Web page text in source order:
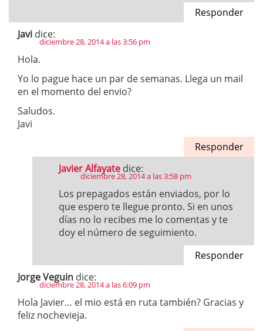
Responder
Javi dice:
diciembre 28, 2014 a las 3:56 pm
Hola.
Yo lo pague hace un par de semanas. Llega un mail
en el momento del envio?
Saludos.
Javi
Responder
Javier Alfayate dice:
diciembre 28, 2014 a las 3:58 pm
Los prepagados están enviados, por lo
que espero te llegue pronto. Si en unos
días no lo recibes me lo comentas y te
doy el número de seguimiento.
Responder
Jorge Veguin dice:
diciembre 28, 2014 a las 6:09 pm
Hola Javier… el mio está en ruta también? Gracias y
feliz nochevieja.